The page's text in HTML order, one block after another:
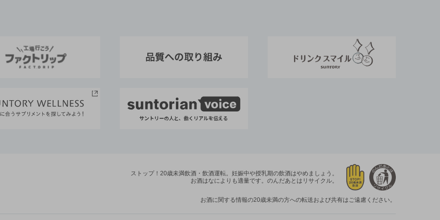
ストップ！20歳未満飲酒・飲酒運転。 妊娠中や授乳期の飲酒はやめましょう。
お酒はなによりも適量です。 のんだあとはリサイクル。
お酒に関する情報の20歳未満の方への転送および共有はご遠慮ください。